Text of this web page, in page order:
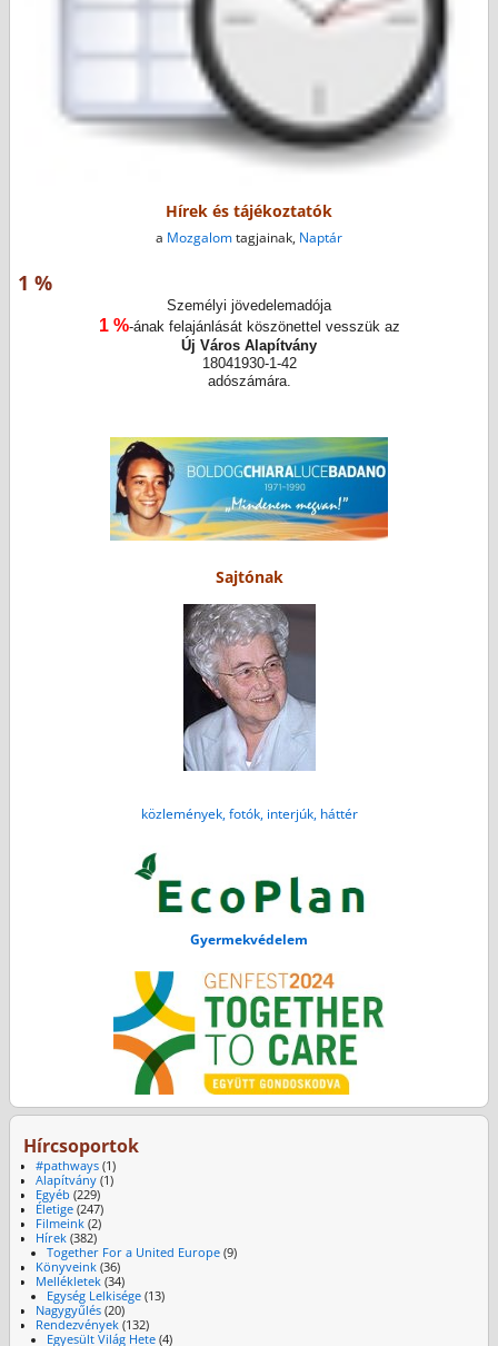
Hírek és tájékoztatók
a Mozgalomtagjainak, Naptár
1 %
Személyi jövedelemadója
1 %-ának felajánlását köszönettel vesszük az
Új Város Alapítvány
18041930-1-42
adószámára.
Sajtónak
közlemények, fotók, interjúk, háttér
Gyermekvédelem
Hírcsoportok
#pathways(1)
Alapítvány(1)
Egyéb (229)
Életige(247)
Filmeink(2)
Hírek(382)
Together For a United Europe (9)
Könyveink(36)
Mellékletek(34)
Egység Lelkisége (13)
Nagygyűlés(20)
Rendezvények(132)
Egyesült Világ Hete (4)